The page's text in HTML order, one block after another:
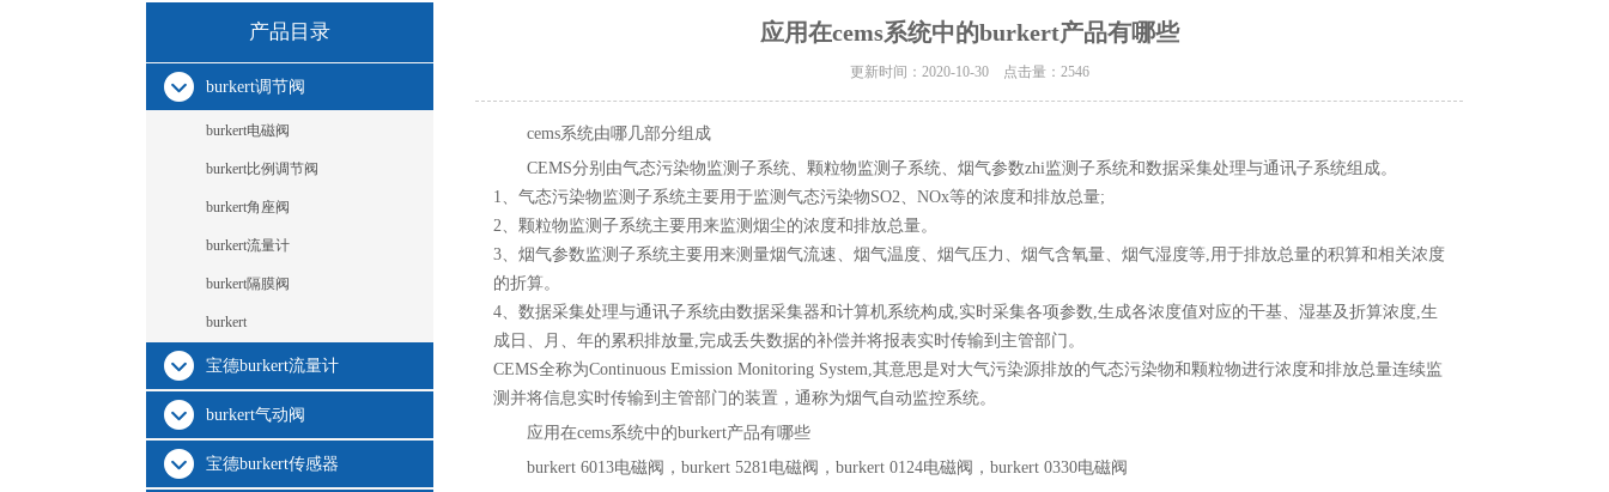
产品目录
burkert调节阀
burkert电磁阀
burkert比例调节阀
burkert角座阀
burkert流量计
burkert隔膜阀
burkert
宝德burkert流量计
burkert气动阀
宝德burkert传感器
应用在cems系统中的burkert产品有哪些
更新时间：2020-10-30 点击量： 2546
cems系统由哪几部分组成
CEMS分别由气态污染物监测子系统、颗粒物监测子系统、烟气参数zhi监测子系统和数据采集处理与通讯子系统组成。
1、气态污染物监测子系统主要用于监测气态污染物SO2、NOx等的浓度和排放总量;
2、颗粒物监测子系统主要用来监测烟尘的浓度和排放总量。
3、烟气参数监测子系统主要用来测量烟气流速、烟气温度、烟气压力、烟气含氧量、烟气湿度等,用于排放总量的积算和相关浓度
的折算。
4、数据采集处理与通讯子系统由数据采集器和计算机系统构成,实时采集各项参数,生成各浓度值对应的干基、湿基及折算浓度,生
成日、月、年的累积排放量,完成丢失数据的补偿并将报表实时传输到主管部门。
CEMS全称为Continuous Emission Monitoring System,其意思是对大气污染源排放的气态污染物和颗粒物进行浓度和排放总量连续监
测并将信息实时传输到主管部门的装置，通称为烟气自动监控系统。
应用在cems系统中的burkert产品有哪些
burkert 6013电磁阀，burkert 5281电磁阀，burkert 0124电磁阀，burkert 0330电磁阀